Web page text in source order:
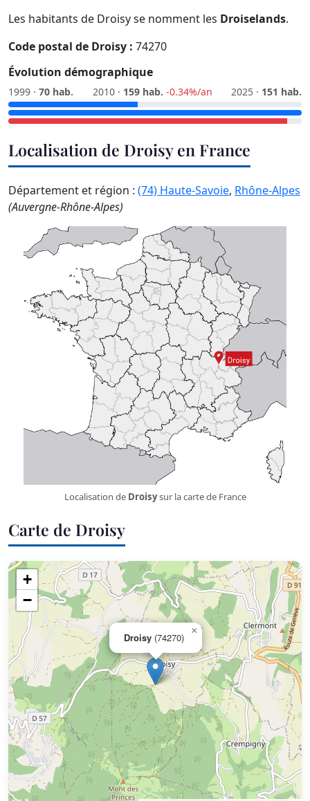
Les habitants de Droisy se nomment les Droiselands.
Code postal de Droisy : 74270
Évolution démographique
1999 · 70 hab. 2010 · 159 hab. -0.34%/an 2025 · 151 hab.
Localisation de Droisy en France
Département et région : (74) Haute-Savoie, Rhône-Alpes
(Auvergne-Rhône-Alpes)
Localisation de Droisysur la carte de France
Carte de Droisy
Droisy (74270)
×
+
−